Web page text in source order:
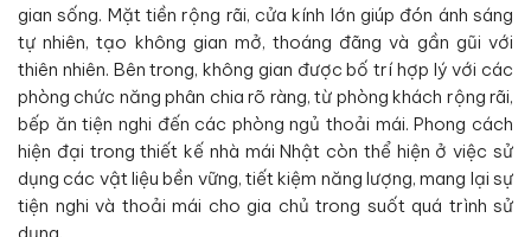
gian sống. Mặt tiền rộng rãi, cửa kính lớn giúp đón ánh sáng
tự nhiên, tạo không gian mở, thoáng đãng và gần gũi với
thiên nhiên. Bên trong, không gian được bố trí hợp lý với các
phòng chức năng phân chia rõ ràng, từ phòng khách rộng rãi,
bếp ăn tiện nghi đến các phòng ngủ thoải mái. Phong cách
hiện đại trong thiết kế nhà mái Nhật còn thể hiện ở việc sử
dụng các vật liệu bền vững, tiết kiệm năng lượng, mang lại sự
tiện nghi và thoải mái cho gia chủ trong suốt quá trình sử